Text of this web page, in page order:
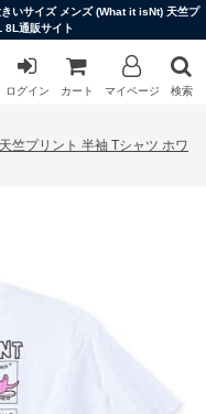
いサイズ メンズ (What it isNt) 天竺プ
8L通販サイト
ログイン カート マイページ 検索
竺プリント 半袖 Tシャツ ホワ